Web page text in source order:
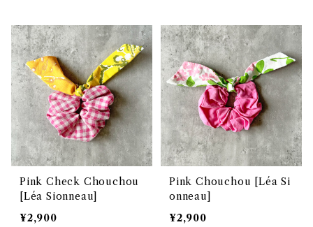
Pink Check Chouchou
[Léa Sionneau]
¥2,900
Pink Chouchou [Léa Si
onneau]
¥2,900